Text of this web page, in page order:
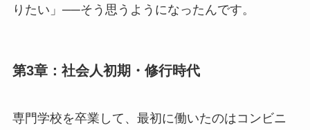
りたい」──そう思うようになったんです。
第3章：社会人初期・修行時代
専門学校を卒業して、最初に働いたのはコンビニ